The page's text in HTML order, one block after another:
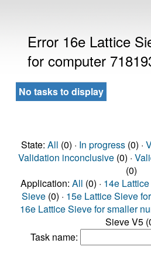
Error 16e Lattice
for computer
No tasks to display
State: All (0) · In progress(0) ·
Validation inconclusive(0) ·
(0)
Application: All (0) · 14e
Sieve (0) · 15e Lattice Sieve
16e Lattice Sieve for smaller
Sieve V5
Task name: